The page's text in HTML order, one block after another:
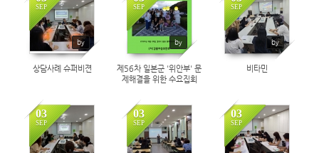
SEP
by
1264
상담사례 슈퍼비젼
SEP
by
1233
제56차 일본군 '위안부' 문
제해결을 위한 수요집회
SEP
by
1268
비타민
03
SEP
1321
03
SEP
1248
03
SEP
1271